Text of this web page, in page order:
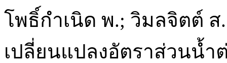
โพธิ์กำเนิด พ.; วิมลจิตต์
เปลี่ยนแปลงอัตราส่วนนํ้า